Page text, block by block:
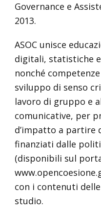
Governance e
2013.
ASOC unisce
digitali, statistiche
nonché
sviluppo di senso
lavoro di gruppo e
comunicative, per
d’impatto a partire
finanziati dalle
(disponibili sul
con i contenuti
studio.